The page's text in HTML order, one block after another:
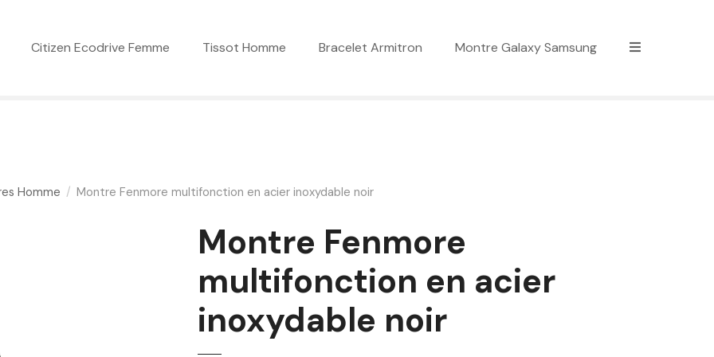
Citizen Ecodrive Femme Tissot Homme Bracelet Armitron Montre Galaxy Samsung
Homme Montre Fenmore multifonction en acier inoxydable noir
Montre Fenmore
multifonction en acier
inoxydable noir